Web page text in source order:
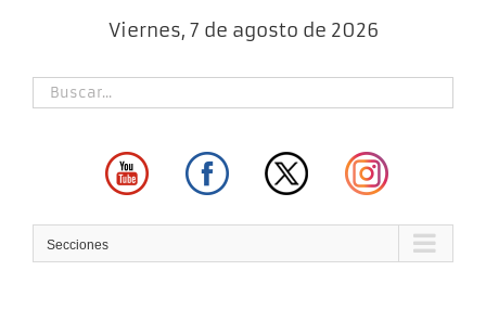
Viernes, 7 de agosto de 2026
Secciones